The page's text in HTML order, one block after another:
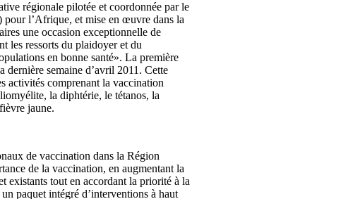
régionale pilotée et coordonnée par le
l’Afrique, et mise en œuvre dans la
une occasion exceptionnelle de
les ressorts du plaidoyer et du
en bonne santé». La première
dernière semaine d’avril 2011. Cette
activités comprenant la vaccination
la diphtérie, le tétanos, la
jaune.
de vaccination dans la Région
de la vaccination, en augmentant la
existants tout en accordant la priorité à la
paquet intégré d’interventions à haut